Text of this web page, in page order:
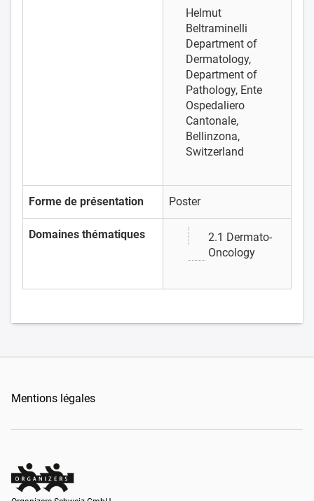
Helmut
Beltraminelli
Department of
Dermatology,
Department of
Pathology, Ente
Ospedaliero
Cantonale,
Bellinzona,
Switzerland
Forme de présentation Poster
Domaines thématiques
2.1 Dermato-
Oncology
Mentions légales
Organizers Schweiz GmbH